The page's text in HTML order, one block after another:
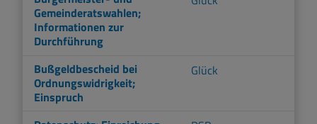
Gemeinderatswahlen;
Informationen zur
Durchführung
Bußgeldbescheid bei
Ordnungswidrigkeit;
Einspruch
Glück